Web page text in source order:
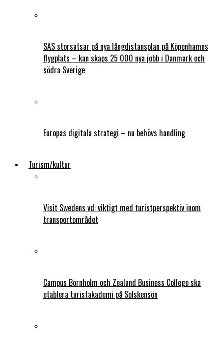
SAS storsatsar på nya långdistansplan på Köpenhamns
flygplats – kan skaps 25 000 nya jobb i Danmark och
södra Sverige
Europas digitala strategi – nu behövs handling
Turism/kultur
Visit Swedens vd: viktigt med turistperspektiv inom
transportområdet
Campus Bornholm och Zealand Business College ska
etablera turistakademi på Solskensön